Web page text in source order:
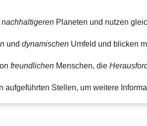
nachhaltigeren Planeten und nutzen
und dynamischen Umfeld und blicken
freundlichen Menschen, die
aufgeführten Stellen, um weitere